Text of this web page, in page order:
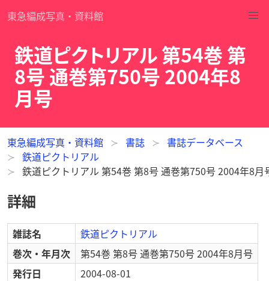
東急編成写真・資料館
鉄道ピクトリアル 第54巻 第
8号 通巻第750号 2004年8
月号
東急編成写真・資料館 書誌
書誌データベース
鉄道ピクトリアル
鉄道ピクトリアル 第54巻 第8号 通巻第750号 2004年8月
詳細
雑誌名
鉄道ピクトリアル
巻次・年月次
第54巻 第8号 通巻第750号 2004年8月号
発行日
2004-08-01